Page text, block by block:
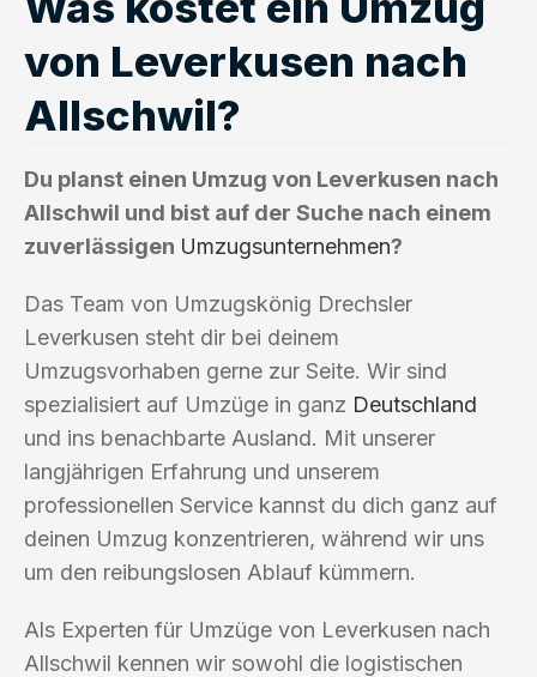
von Leverkusen nach
Allschwil?
Du planst einen Umzug von Leverkusen nach
Allschwil und bist auf der Suche nach einem
zuverlässigen Umzugsunternehmen?
Das Team von Umzugskönig Drechsler
Leverkusen steht dir bei deinem
Umzugsvorhaben gerne zur Seite. Wir sind
spezialisiert auf Umzüge in ganz Deutschland
und ins benachbarte Ausland. Mit unserer
langjährigen Erfahrung und unserem
professionellen Service kannst du dich ganz auf
deinen Umzug konzentrieren, während wir uns
um den reibungslosen Ablauf kümmern.
Als Experten für Umzüge von Leverkusen nach
Allschwil kennen wir sowohl die logistischen